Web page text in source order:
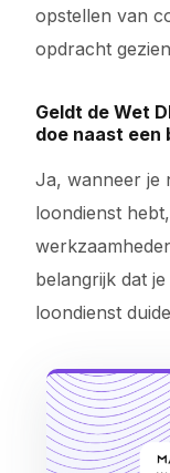
opstellen van
opdracht
Geldt de Wet
doe naast een
Ja, wanneer je
loondienst
belangrijk dat
loondienst